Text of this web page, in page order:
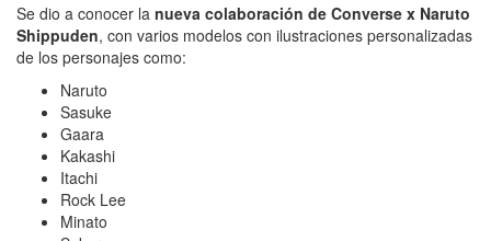
Se dio a conocer la nueva colaboración de Converse x Naruto
Shippuden, con varios modelos con ilustraciones personalizadas
de los personajes como:
Naruto
Sasuke
Gaara
Kakashi
Itachi
Rock Lee
Minato